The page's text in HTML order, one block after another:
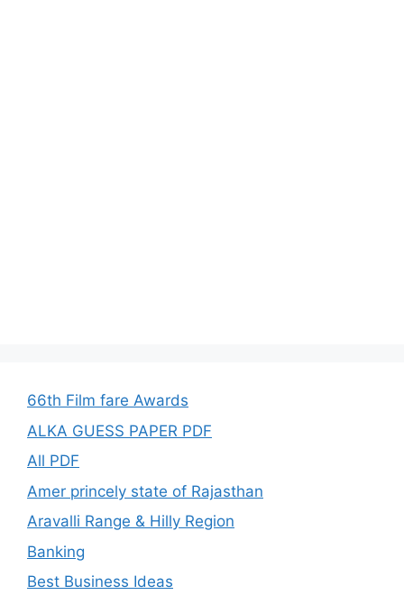
66th Film fare Awards
ALKA GUESS PAPER PDF
All PDF
Amer princely state of Rajasthan
Aravalli Range & Hilly Region
Banking
Best Business Ideas